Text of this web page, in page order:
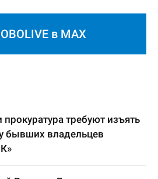
в MAX
требуют изъять
бывших владельцев